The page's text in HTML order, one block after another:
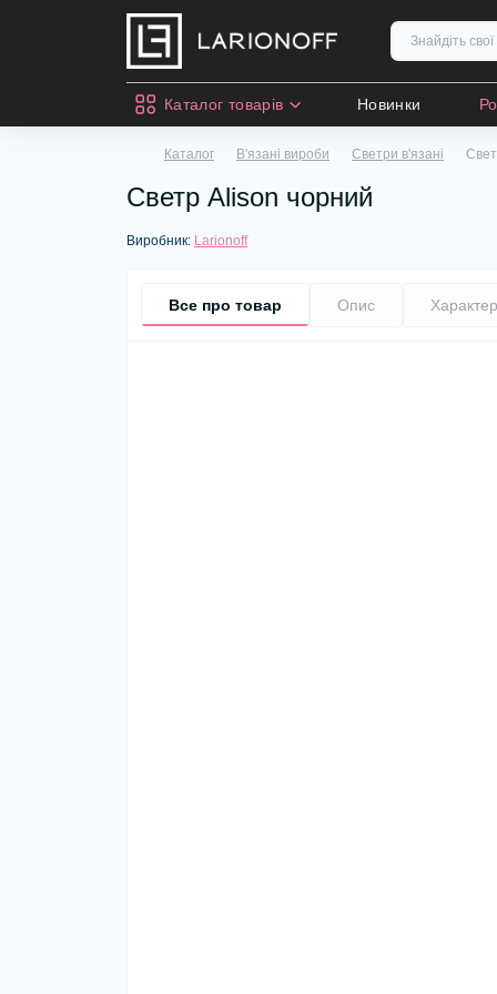
Каталог товарів Новинки
Каталог В'язані вироби Светри в'язані
Светр Alison чорний
Виробник: Larionoff
Все про товар Опис